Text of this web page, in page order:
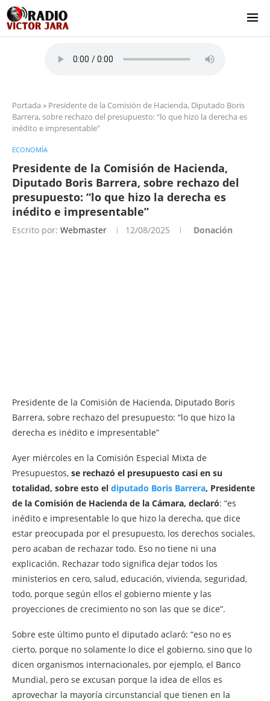
Portada » Presidente de la Comisión de Hacienda, Diputado Boris
Barrera, sobre rechazo del presupuesto: “lo que hizo la derecha es
inédito e impresentable”
ECONOMÍA
Presidente de la Comisión de Hacienda,
Diputado Boris Barrera, sobre rechazo del
presupuesto: “lo que hizo la derecha es
inédito e impresentable”
Escrito por: Webmaster 12/08/2025 Donación
Presidente de la Comisión de Hacienda, Diputado Boris
Barrera, sobre rechazo del presupuesto: “lo que hizo la
derecha es inédito e impresentable”
Ayer miércoles en la Comisión Especial Mixta de
Presupuestos, se rechazó el presupuesto casi en su
totalidad, sobre esto el diputado Boris Barrera, Presidente
de la Comisión de Hacienda de la Cámara, declaró: “es
inédito e impresentable lo que hizo la derecha, que dice
estar preocupada por el presupuesto, los derechos sociales,
pero acaban de rechazar todo. Eso no tiene ni una
explicación. Rechazar todo significa dejar todos los
ministerios en cero, salud, educación, vivienda, seguridad,
todo, porque según ellos el gobierno miente y las
proyecciones de crecimiento no son las que se dice”.
Sobre este último punto el diputado aclaró: “eso no es
cierto, porque no solamente lo dice el gobierno, sino que lo
dicen organismos internacionales, por ejemplo, el Banco
Mundial, pero se excusan porque la idea de ellos es
aprovechar la mayoría circunstancial que tienen en la